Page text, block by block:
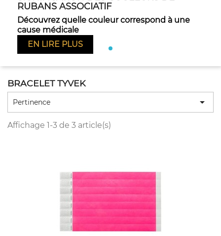
RUBANS ASSOCIATIF
Découvrez quelle couleur correspond à une
cause médicale
EN LIRE PLUS
BRACELET TYVEK
Pertinence 
Affichage 1-3 de 3 article(s)